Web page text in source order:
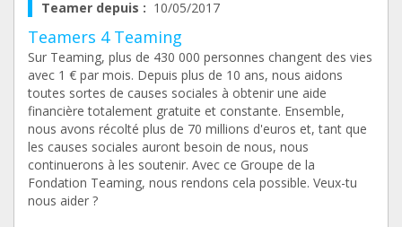
Teamer depuis : 10/05/2017
Teamers 4 Teaming
Sur Teaming, plus de 430 000 personnes changent des vies
avec 1 € par mois. Depuis plus de 10 ans, nous aidons
toutes sortes de causes sociales à obtenir une aide
financière totalement gratuite et constante. Ensemble,
nous avons récolté plus de 70 millions d'euros et, tant que
les causes sociales auront besoin de nous, nous
continuerons à les soutenir. Avec ce Groupe de la
Fondation Teaming, nous rendons cela possible. Veux-tu
nous aider ?